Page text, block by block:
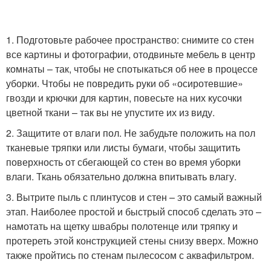
1. Подготовьте рабочее пространство: снимите со стен
все картины и фотографии, отодвиньте мебель в центр
комнаты – так, чтобы не спотыкаться об нее в процессе
уборки. Чтобы не повредить руки об «осиротевшие»
гвозди и крючки для картин, повесьте на них кусочки
цветной ткани – так вы не упустите их из виду.
2. Защитите от влаги пол. Не забудьте положить на пол
тканевые тряпки или листы бумаги, чтобы защитить
поверхность от сбегающей со стен во время уборки
влаги. Ткань обязательно должна впитывать влагу.
3. Вытрите пыль с плинтусов и стен – это самый важный
этап. Наиболее простой и быстрый способ сделать это –
намотать на щетку швабры полотенце или тряпку и
протереть этой конструкцией стены снизу вверх. Можно
также пройтись по стенам пылесосом с аквафильтром.